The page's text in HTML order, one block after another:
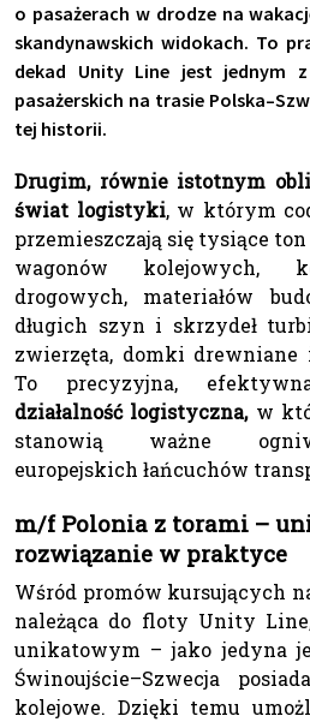
o pasażerach w drodze na
skandynawskich widokach. To
dekad Unity Line jest jednym
pasażerskich na trasie
tej historii.
Drugim, równie istotnym
świat logistyki, w którym
przemieszczają się tysiące
wagonów kolejowych,
drogowych, materiałów
długich szyn i skrzydeł
zwierzęta, domki drewniane
To precyzyjna,
działalność logistyczna,w
stanowią ważne
europejskich łańcuchów
m/f Polonia z torami –
rozwiązanie w praktyce
Wśród promów kursujących
należąca do floty Unity
unikatowym – jako jedyna
Świnoujście–Szwecja
kolejowe. Dzięki temu